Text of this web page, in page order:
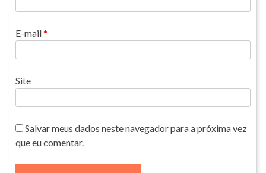
E-mail*
Site
Salvar meus dados neste navegador para a próxima vez
que eu comentar.